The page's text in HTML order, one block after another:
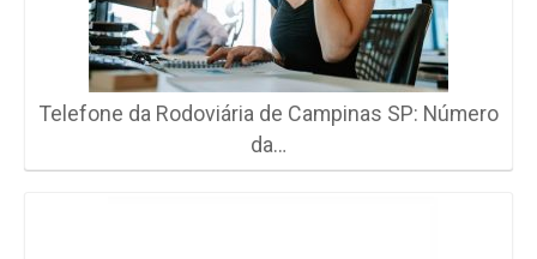
Telefone da Rodoviária de Campinas SP: Número
da…